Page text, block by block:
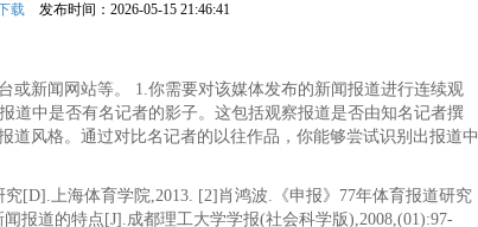
载发布时间：2026-05-15 21:46:41
新闻网站等。 1.你需要对该媒体发布的新闻报道进行连续观
道中是否有名记者的影子。这包括观察报道是否由知名记者撰
道风格。通过对比名记者的以往作品，你能够尝试识别出报道中
上海体育学院,2013. [2]肖鸿波.《申报》77年体育报道研究
报道的特点[J].成都理工大学学报(社会科学版),2008,(01):97-